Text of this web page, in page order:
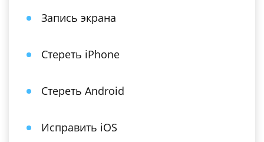
Запись экрана
Стереть iPhone
Стереть Android
Исправить iOS